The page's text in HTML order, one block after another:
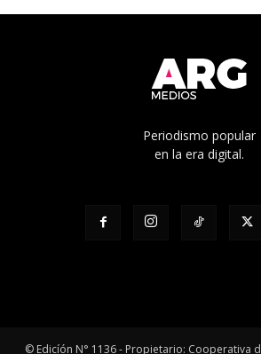
Periodismo popular
en la era digital.
© Edicíón N° 1136 - Propietario: Cooperativa